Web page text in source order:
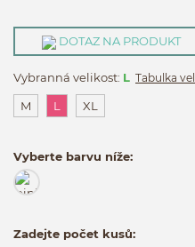
DOTAZ NA PRODUKT
Vybranná velikost: L Tabulka
M L XL
Vyberte barvu níže:
Zadejte počet kusů: